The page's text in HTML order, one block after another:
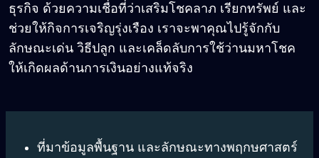
ธุรกิจ ด้วยความเชื่อที่ว่าเสริมโชคลาภ เรียกทรัพย์ และ
ช่วยให้กิจการเจริญรุ่งเรือง เราจะพาคุณไปรู้จักกับ
ลักษณะเด่น วิธีปลูก และเคล็ดลับการใช้ว่านมหาโชค
ให้เกิดผลด้านการเงินอย่างแท้จริง
ที่มาข้อมูลพื้นฐาน และลักษณะทางพฤกษศาสตร์